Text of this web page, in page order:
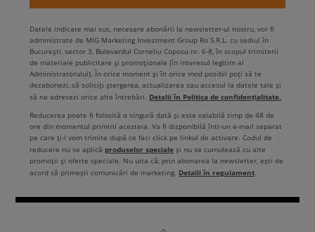
Datele indicate mai sus, necesare abonării la newsletter-ul nostru, vor fi
administrate de MIG Marketing Investment Group Ro S.R.L. cu sediul în
București, sector 3, Bulevardul Corneliu Coposu nr. 6-8, în scopul trimiterii
de materiale publicitare și promoționale (în interesul legitim al
Administratorului). În orice moment și în orice mod posibil poți să te
dezabonezi, să soliciți ștergerea, actualizarea sau accesul la datele tale și
să ne adresezi orice alte întrebări. Detalii în Politica de confidențialitate.
Reducerea poate fi folosită o singură dată și este valabilă timp de 48 de
ore din momentul primirii acesteia. Va fi disponibilă într-un e-mail separat
pe care ți-l vom trimite după ce faci click pe linkul de activare. Codul de
reducere nu se aplică produselor speciale și nu se cumulează cu alte
promoții și oferte speciale. Nu uita că, prin abonarea la newsletter, ești de
acord să primești comunicări de marketing. Detalii în regulament